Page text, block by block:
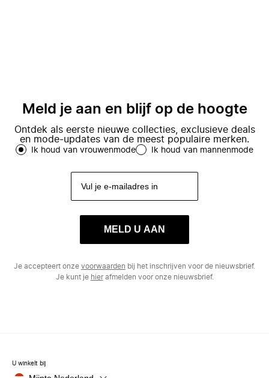
Meld je aan en blijf op de hoogte
Ontdek als eerste nieuwe collecties, exclusieve deals
en mode-updates van de meest populaire merken.
Ik houd van vrouwenmode Ik houd van mannenmode
MELD U AAN
Je accepteert onze voorwaarden bij het inschrijven voor de nieuwsbrief.
Je kunt je hierafmelden voor onze nieuwsbrief.
U winkelt bij